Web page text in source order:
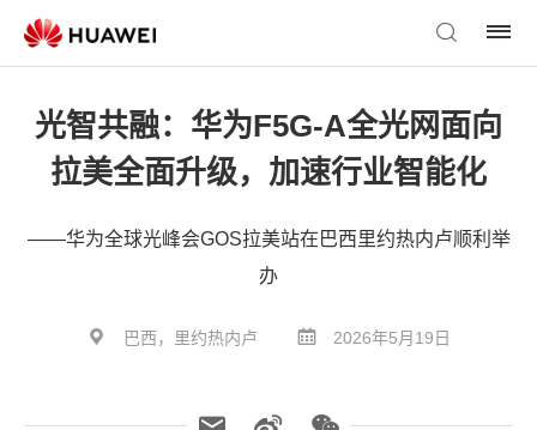
光智共融：华为F5G-A全光网面向
拉美全面升级，加速行业智能化
——华为全球光峰会GOS拉美站在巴西里约热内卢顺利举
办
巴西，里约热内卢 2026年5月19日